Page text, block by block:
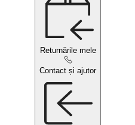
Returnările mele
Contact și ajutor